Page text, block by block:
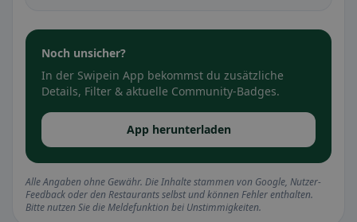
Noch unsicher?
In der Swipein App bekommst du zusätzliche
Details, Filter & aktuelle Community-Badges.
App herunterladen
Alle Angaben ohne Gewähr. Die Inhalte stammen von Google, Nutzer-
Feedback oder den Restaurants selbst und können Fehler enthalten.
Bitte nutzen Sie die Meldefunktion bei Unstimmigkeiten.